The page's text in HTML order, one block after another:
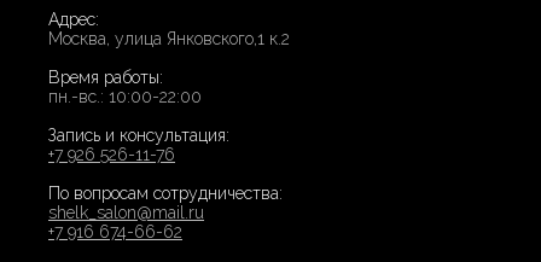
Адрес:
Москва, улица Янковского,1 к.2
Время работы:
пн.-вс.: 10:00-22:00
Запись и консультация:
+7 926 526-11-76
По вопросам сотрудничества:
shelk_salon@mail.ru
+7 916 674-66-62